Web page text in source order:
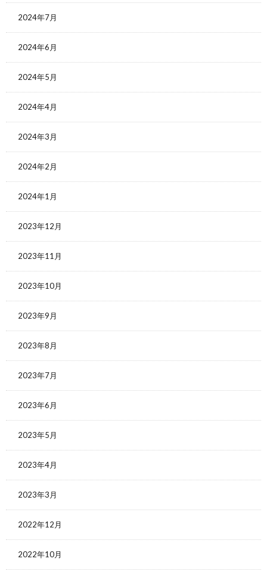
2024年7月
2024年6月
2024年5月
2024年4月
2024年3月
2024年2月
2024年1月
2023年12月
2023年11月
2023年10月
2023年9月
2023年8月
2023年7月
2023年6月
2023年5月
2023年4月
2023年3月
2022年12月
2022年10月